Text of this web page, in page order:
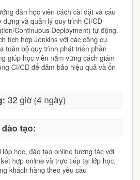
dẫn học viên cách cài đặt và cấu
dựng và quản lý quy trình CI/CD
Continuous Deployment) tự động.
tích hợp Jenkins với các công cụ
toàn bộ quy trình phát triển phần
giúp học viên nắm vững cách giám
CI/CD để đảm bảo hiệu quả và ổn
32 giờ (4 ngày)
tạo:
học, đào tạo online tương tác với
hợp online và trực tiếp tại lớp học,
khách hàng theo yêu cầu